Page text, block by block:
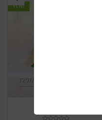
YENI